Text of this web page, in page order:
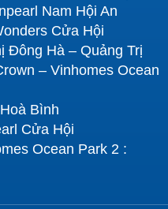
Nam Hội An
Cửa Hội
Đông Hà – Quảng Trị
– Vinhomes Ocean
Bình
Cửa Hội
Ocean Park 2 :